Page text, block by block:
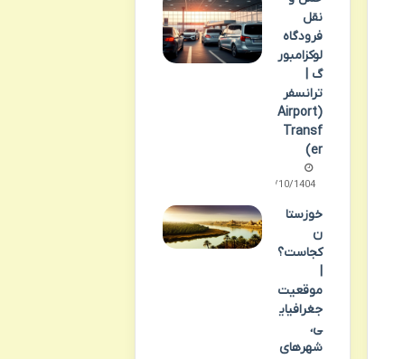
نقل
فرودگاه
لوکزامبور
گ |
ترانسفر
(Airport
Transf
er)
11/10/1404
خوزستا
ن
کجاست؟
موقعیت
جغرافیای
ی،
شهرهای